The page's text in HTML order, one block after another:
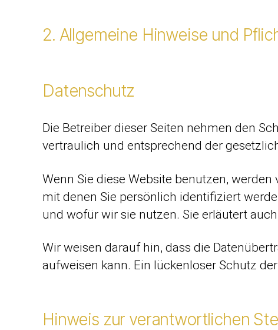
2. Allgemeine Hinweise und
Datenschutz
Die Betreiber dieser Seiten nehmen den
vertraulich und entsprechend der
Wenn Sie diese Website benutzen,
mit denen Sie persönlich identifiziert
und wofür wir sie nutzen. Sie erläutert
Wir weisen darauf hin, dass die
aufweisen kann. Ein lückenloser Schutz
Hinweis zur verantwortlichen